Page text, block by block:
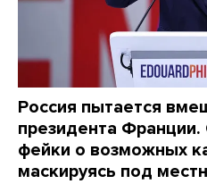
Россия пытается
президента Франции.
фейки о возможных
маскируясь под